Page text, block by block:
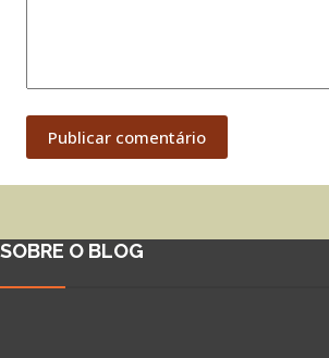
Publicar comentário
SOBRE O BLOG